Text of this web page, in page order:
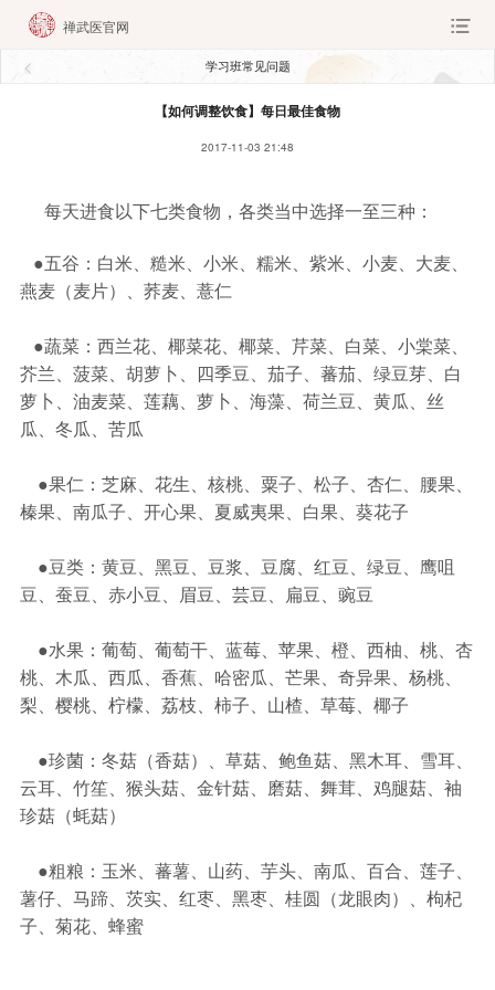
禅武医官网
学习班常见问题
【如何调整饮食】每日最佳食物
2017-11-03 21:48
每天进食以下七类食物，各类当中选择一至三种：
●五谷：白米、糙米、小米、糯米、紫米、小麦、大麦、
燕麦（麦片）、荞麦、薏仁
●蔬菜：西兰花、椰菜花、椰菜、芹菜、白菜、小棠菜、
芥兰、菠菜、胡萝卜、四季豆、茄子、蕃茄、绿豆芽、白
萝卜、油麦菜、莲藕、萝卜、海藻、荷兰豆、黄瓜、丝
瓜、冬瓜、苦瓜
●果仁：芝麻、花生、核桃、粟子、松子、杏仁、腰果、
榛果、南瓜子、开心果、夏威夷果、白果、葵花子
●豆类：黄豆、黑豆、豆浆、豆腐、红豆、绿豆、鹰咀
豆、蚕豆、赤小豆、眉豆、芸豆、扁豆、豌豆
●水果：葡萄、葡萄干、蓝莓、苹果、橙、西柚、桃、杏
桃、木瓜、西瓜、香蕉、哈密瓜、芒果、奇异果、杨桃、
梨、樱桃、柠檬、荔枝、柿子、山楂、草莓、椰子
●珍菌：冬菇（香菇）、草菇、鲍鱼菇、黑木耳、雪耳、
云耳、竹笙、猴头菇、金针菇、磨菇、舞茸、鸡腿菇、袖
珍菇（蚝菇）
●粗粮：玉米、蕃薯、山药、芋头、南瓜、百合、莲子、
薯仔、马蹄、茨实、红枣、黑枣、桂圆（龙眼肉）、枸杞
子、菊花、蜂蜜